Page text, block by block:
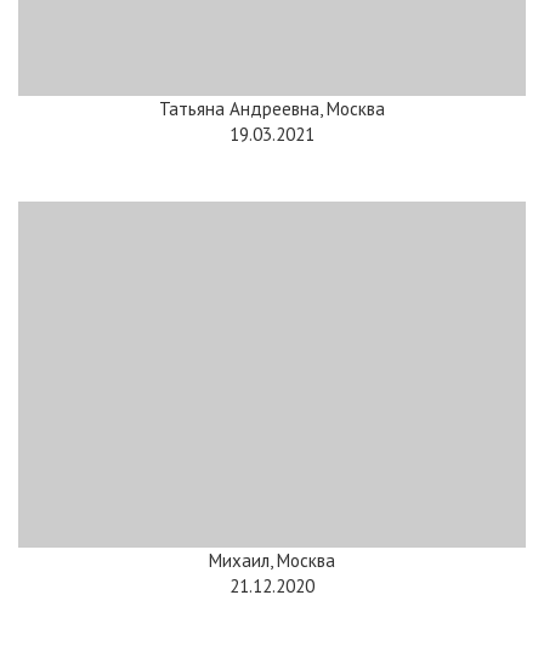
Татьяна Андреевна, Москва
19.03.2021
Михаил, Москва
21.12.2020